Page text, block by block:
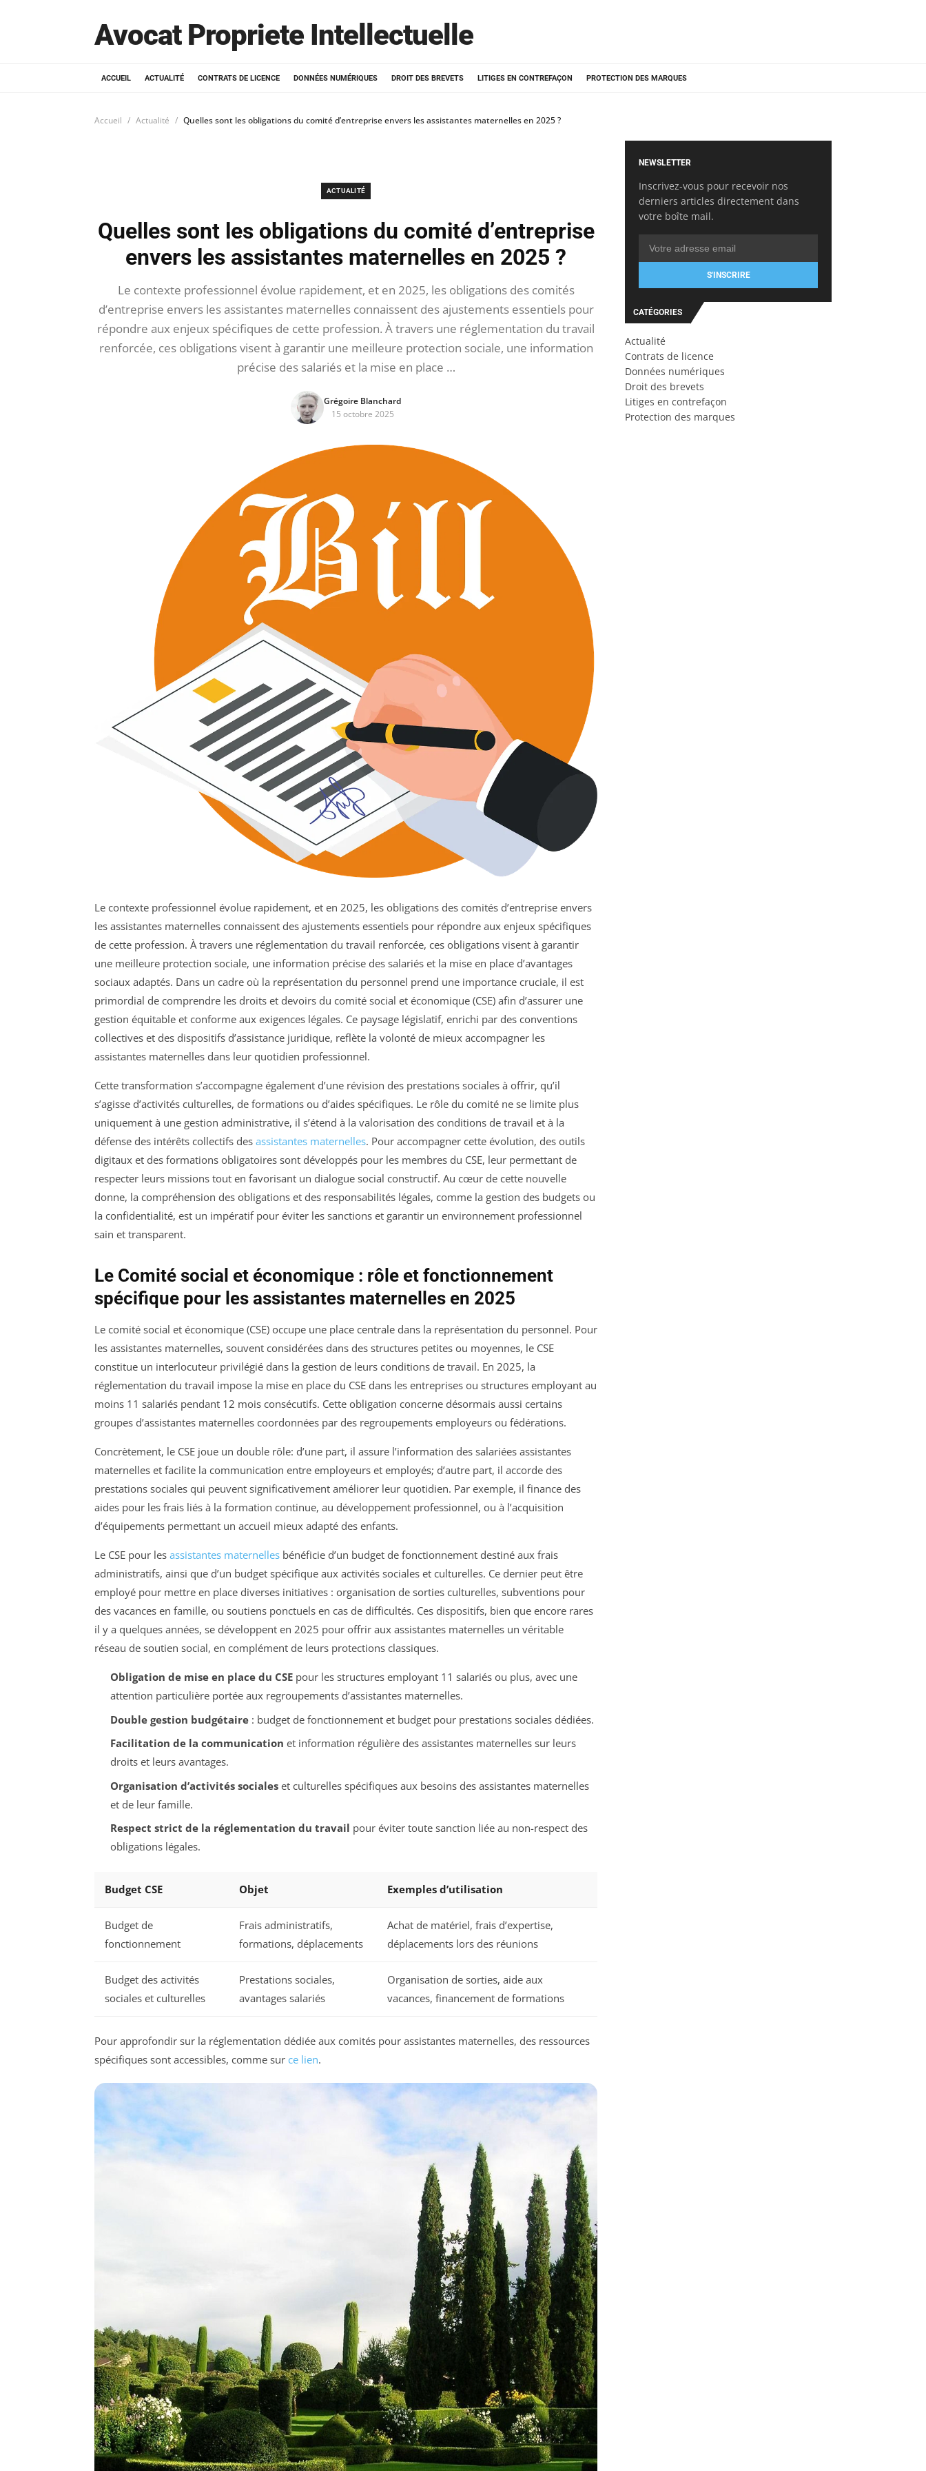
Avocat Propriete Intellectuelle
ACCUEIL ACTUALITÉ CONTRATS DE LICENCE DONNÉES NUMÉRIQUES DROIT DES BREVETS LITIGES EN CONTREFAÇON PROTECTION DES MARQUES
Accueil Actualité Quelles sont les obligations du comité d’entreprise envers les assistantes maternelles en 2025 ?
ACTUALITÉ
Quelles sont les obligations du comité d’entreprise
envers les assistantes maternelles en 2025 ?
Le contexte professionnel évolue rapidement, et en 2025, les obligations des comités
d’entreprise envers les assistantes maternelles connaissent des ajustements essentiels pour
répondre aux enjeux spécifiques de cette profession. À travers une réglementation du travail
renforcée, ces obligations visent à garantir une meilleure protection sociale, une information
précise des salariés et la mise en place …
Grégoire Blanchard
15 octobre 2025
Le contexte professionnel évolue rapidement, et en 2025, les obligations des comités d’entreprise envers
les assistantes maternelles connaissent des ajustements essentiels pour répondre aux enjeux spécifiques
de cette profession. À travers une réglementation du travail renforcée, ces obligations visent à garantir
une meilleure protection sociale, une information précise des salariés et la mise en place d’avantages
sociaux adaptés. Dans un cadre où la représentation du personnel prend une importance cruciale, il est
primordial de comprendre les droits et devoirs du comité social et économique (CSE) afin d’assurer une
gestion équitable et conforme aux exigences légales. Ce paysage législatif, enrichi par des conventions
collectives et des dispositifs d’assistance juridique, reflète la volonté de mieux accompagner les
assistantes maternelles dans leur quotidien professionnel.
Cette transformation s’accompagne également d’une révision des prestations sociales à offrir, qu’il
s’agisse d’activités culturelles, de formations ou d’aides spécifiques. Le rôle du comité ne se limite plus
uniquement à une gestion administrative, il s’étend à la valorisation des conditions de travail et à la
défense des intérêts collectifs des assistantes maternelles. Pour accompagner cette évolution, des outils
digitaux et des formations obligatoires sont développés pour les membres du CSE, leur permettant de
respecter leurs missions tout en favorisant un dialogue social constructif. Au cœur de cette nouvelle
donne, la compréhension des obligations et des responsabilités légales, comme la gestion des budgets ou
la confidentialité, est un impératif pour éviter les sanctions et garantir un environnement professionnel
sain et transparent.
Le Comité social et économique : rôle et fonctionnement
spécifique pour les assistantes maternelles en 2025
Le comité social et économique (CSE) occupe une place centrale dans la représentation du personnel. Pour
les assistantes maternelles, souvent considérées dans des structures petites ou moyennes, le CSE
constitue un interlocuteur privilégié dans la gestion de leurs conditions de travail. En 2025, la
réglementation du travail impose la mise en place du CSE dans les entreprises ou structures employant au
moins 11 salariés pendant 12 mois consécutifs. Cette obligation concerne désormais aussi certains
groupes d’assistantes maternelles coordonnées par des regroupements employeurs ou fédérations.
Concrètement, le CSE joue un double rôle: d’une part, il assure l’information des salariées assistantes
maternelles et facilite la communication entre employeurs et employés; d’autre part, il accorde des
prestations sociales qui peuvent significativement améliorer leur quotidien. Par exemple, il finance des
aides pour les frais liés à la formation continue, au développement professionnel, ou à l’acquisition
d’équipements permettant un accueil mieux adapté des enfants.
Le CSE pour les assistantes maternelles bénéficie d’un budget de fonctionnement destiné aux frais
administratifs, ainsi que d’un budget spécifique aux activités sociales et culturelles. Ce dernier peut être
employé pour mettre en place diverses initiatives : organisation de sorties culturelles, subventions pour
des vacances en famille, ou soutiens ponctuels en cas de difficultés. Ces dispositifs, bien que encore rares
il y a quelques années, se développent en 2025 pour offrir aux assistantes maternelles un véritable
réseau de soutien social, en complément de leurs protections classiques.
Obligation de mise en place du CSEpour les structures employant 11 salariés ou plus, avec une
attention particulière portée aux regroupements d’assistantes maternelles.
Double gestion budgétaire: budget de fonctionnement et budget pour prestations sociales dédiées.
Facilitation de la communication et information régulière des assistantes maternelles sur leurs
droits et leurs avantages.
Organisation d’activités socialeset culturelles spécifiques aux besoins des assistantes maternelles
et de leur famille.
Respect strict de la réglementation du travail pour éviter toute sanction liée au non-respect des
obligations légales.
Budget CSE Objet Exemples d’utilisation
Budget de
fonctionnement
Frais administratifs,
formations, déplacements
Achat de matériel, frais d’expertise,
déplacements lors des réunions
Budget des activités
sociales et culturelles
Prestations sociales,
avantages salariés
Organisation de sorties, aide aux
vacances, financement de formations
Pour approfondir sur la réglementation dédiée aux comités pour assistantes maternelles, des ressources
spécifiques sont accessibles, comme sur ce lien.
NEWSLETTER
Inscrivez-vous pour recevoir nos
derniers articles directement dans
votre boîte mail.
S'INSCRIRE
CATÉGORIES
Actualité
Contrats de licence
Données numériques
Droit des brevets
Litiges en contrefaçon
Protection des marques